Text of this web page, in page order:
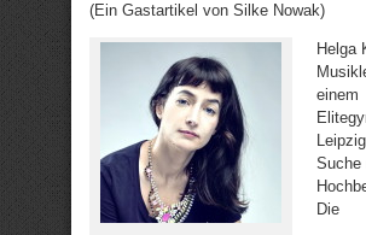
(Ein Gastartikel von Silke Nowak)
Helga
einem
Suche
Die